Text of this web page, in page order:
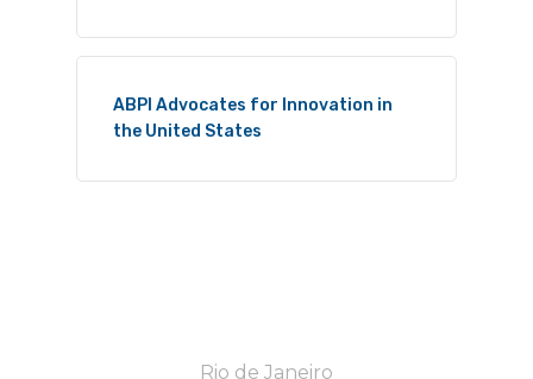
ABPI Advocates for Innovation in
the United States
Rio de Janeiro